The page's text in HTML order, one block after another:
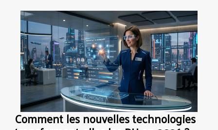
Comment les nouvelles technologies